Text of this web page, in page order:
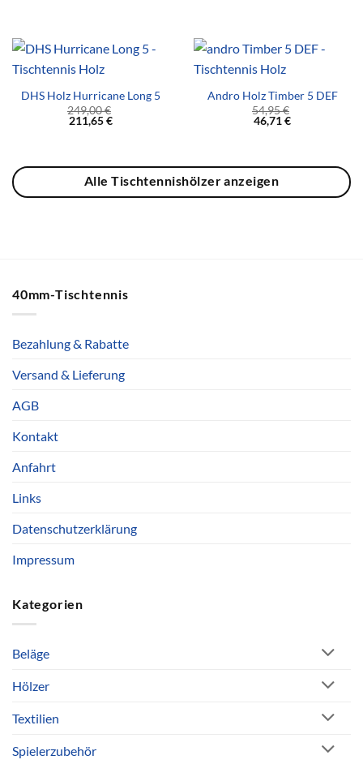
DHS Holz Hurricane Long 5
249,00€
211,65€
Andro Holz Timber 5 DEF
54,95€
46,71€
Alle Tischtennishölzer anzeigen
40mm-Tischtennis
Bezahlung & Rabatte
Versand & Lieferung
AGB
Kontakt
Anfahrt
Links
Datenschutzerklärung
Impressum
Kategorien
Beläge
Hölzer
Textilien
Spielerzubehör